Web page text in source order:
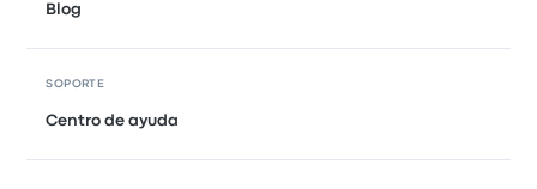
Blog
SOPORTE
Centro de ayuda